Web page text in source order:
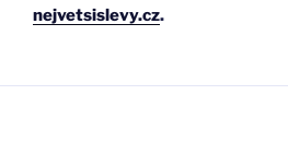
nejvetsislevy.cz.